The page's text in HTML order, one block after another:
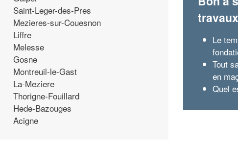
Saint-Leger-des-Pres
Mezieres-sur-Couesnon
Liffre
Melesse
Gosne
Montreuil-le-Gast
La-Meziere
Thorigne-Fouillard
Hede-Bazouges
Acigne
travaux
Le
Tout
en
Quel